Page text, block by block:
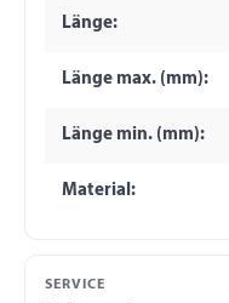
Länge:
Länge max. (mm):
Länge min. (mm):
Material:
SERVICE